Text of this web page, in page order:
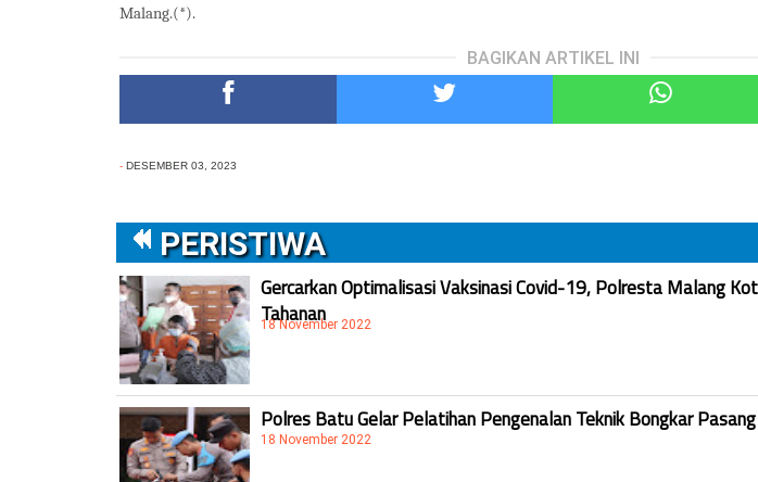
Malang.(*).
BAGIKAN ARTIKEL INI
- DESEMBER 03, 2023
PERISTIWA
Gercarkan Optimalisasi Vaksinasi Covid-19, Polresta Malang
Tahanan
18 November 2022
Polres Batu Gelar Pelatihan Pengenalan Teknik Bongkar
18 November 2022